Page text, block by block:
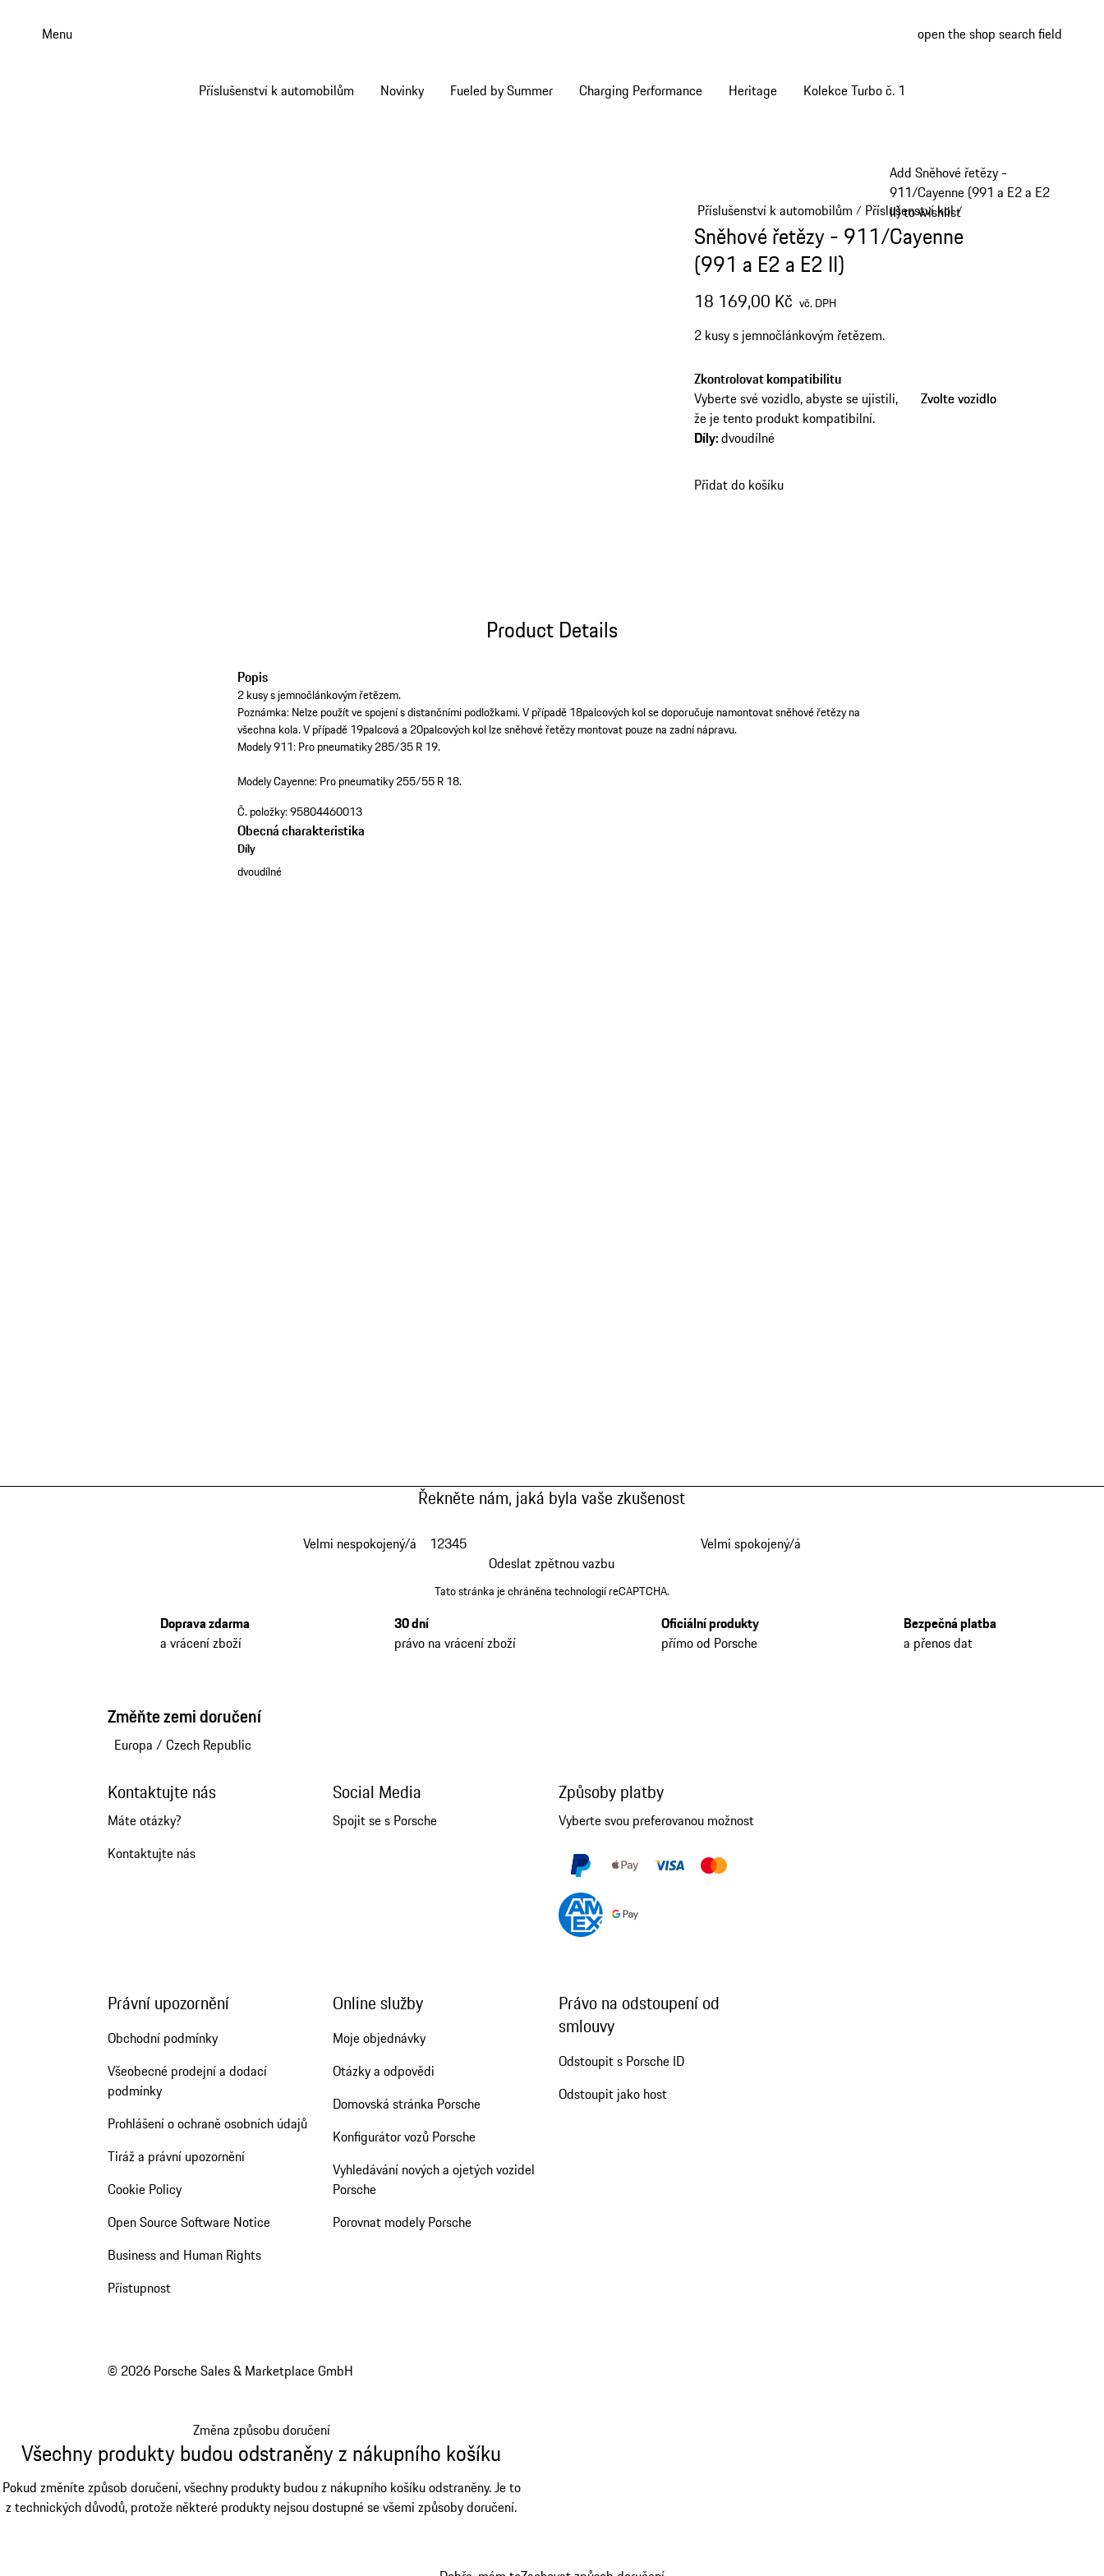
Menu open the shop search field
Příslušenství k automobilům Novinky Fueled by Summer Charging Performance Heritage Kolekce Turbo č. 1
Add Sněhové řetězy -
911/Cayenne (991 a E2 a E2
II) to wishlist
Příslušenství k automobilům / Příslušenství kol/
Sněhové řetězy - 911/Cayenne
(991 a E2 a E2 II)
18 169,00 Kč vč. DPH
2 kusy s jemnočlánkovým řetězem.
Zkontrolovat kompatibilitu
Vyberte své vozidlo, abyste se ujistili,
že je tento produkt kompatibilní.
Zvolte vozidlo
Zvolte vozidlo
Díly:dvoudílné
Přidat do košíku
Product Details
Popis
2 kusy s jemnočlánkovým řetězem.
Poznámka: Nelze použít ve spojení s distančními podložkami. V případě 18palcových kol se doporučuje namontovat sněhové řetězy na
všechna kola. V případě 19palcová a 20palcových kol lze sněhové řetězy montovat pouze na zadní nápravu.
Modely 911: Pro pneumatiky 285/35 R 19.
Modely Cayenne: Pro pneumatiky 255/55 R 18.
Č. položky:95804460013
Obecná charakteristika
Díly
dvoudílné
Řekněte nám, jaká byla vaše zkušenost
Velmi nespokojený/á 12345
Velmi spokojený/á
Odeslat zpětnou vazbu
Tato stránka je chráněna technologií reCAPTCHA.
Doprava zdarma
a vrácení zboží
30 dní
právo na vrácení zboží
Oficiální produkty
přímo od Porsche
Bezpečná platba
a přenos dat
Změňte zemi doručení
Europa / Czech Republic
Kontaktujte nás
Máte otázky?
Kontaktujte nás
Social Media
Spojit se s Porsche
Způsoby platby
Vyberte svou preferovanou možnost
Právní upozornění
Obchodní podmínky
Všeobecné prodejní a dodací
podmínky
Prohlášení o ochraně osobních údajů
Tiráž a právní upozornění
Cookie Policy
Open Source Software Notice
Business and Human Rights
Přístupnost
Online služby
Moje objednávky
Otázky a odpovědi
Domovská stránka Porsche
Konfigurátor vozů Porsche
Vyhledávání nových a ojetých vozidel
Porsche
Porovnat modely Porsche
Právo na odstoupení od
smlouvy
Odstoupit s Porsche ID
Odstoupit jako host
© 2026 Porsche Sales & Marketplace GmbH
Změna způsobu doručení
Všechny produkty budou odstraněny z nákupního košíku
Pokud změníte způsob doručení, všechny produkty budou z nákupního košíku odstraněny. Je to
z technických důvodů, protože některé produkty nejsou dostupné se všemi způsoby doručení.